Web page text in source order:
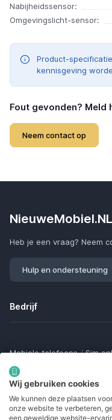
Nabijheidssensor:
Omgevingslicht-sensor:
Product-
kennisgeving
Fout gevonden? Meld
Neem contact op
NieuweMobiel.NL
Heb je een vraag? Neem
Hulp en ondersteuning
Bedrijf
Mobiele telefoons / Sim
Smartwatches
Bluetooth trackers /
Samsung Galaxy
Gamingtelefoons /
Seniorentelefoons /
Wij gebruiken cookies
We kunnen deze plaatsen
onze website te verbeteren,
een geweldige website-